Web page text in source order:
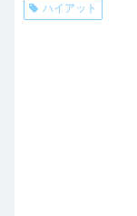
ハイアット